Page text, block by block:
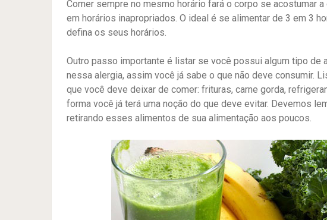
Comer sempre no mesmo horário fará o corpo se acostumar
em horários inapropriados. O ideal é se alimentar de 3 em 3
defina os seus horários.
Outro passo importante é listar se você possui algum tipo de
nessa alergia, assim você já sabe o que não deve consumir.
que você deve deixar de comer: frituras, carne gorda,
forma você já terá uma noção do que deve evitar. Devemos
retirando esses alimentos de sua alimentação aos poucos.